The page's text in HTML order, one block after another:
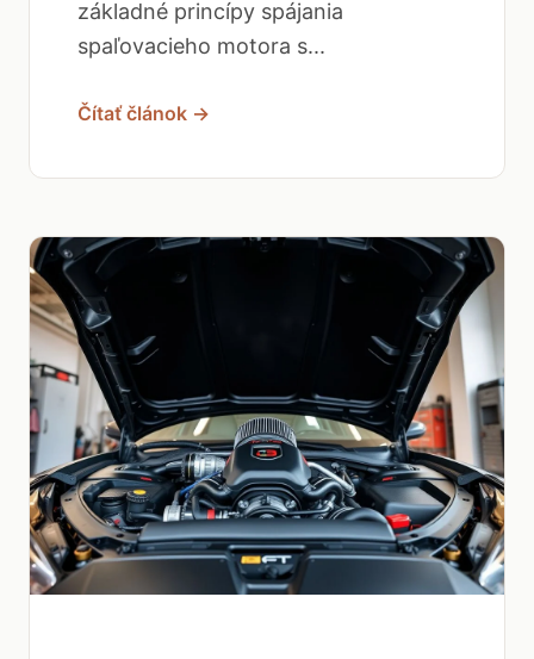
základné princípy spájania
spaľovacieho motora s...
Čítať článok →